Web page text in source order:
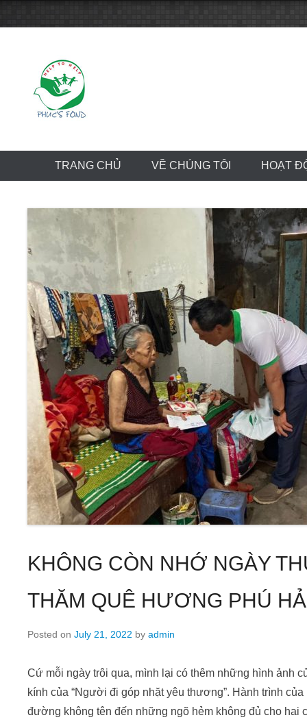
TRANG CHỦ VỀ CHÚNG TÔI HOẠT
KHÔNG CÒN NHỚ NGÀY
THĂM QUÊ HƯƠNG PHÚ
Posted on July 21, 2022 by admin
Cứ mỗi ngày trôi qua, mình lại có thêm những hình ảnh
kính của “Người đi góp nhặt yêu thương”. Hành trình
đường không tên đến những ngõ hẻm không đủ cho hai